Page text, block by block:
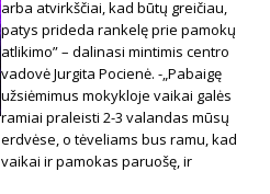
arba atvirkščiai, kad būtų greičiau,
patys prideda rankelę prie pamokų
atlikimo” – dalinasi mintimis centro
vadovė Jurgita Pocienė. -„Pabaigę
užsiėmimus mokykloje vaikai galės
ramiai praleisti 2-3 valandas mūsų
erdvėse, o tėveliams bus ramu, kad
vaikai ir pamokas paruošę, ir